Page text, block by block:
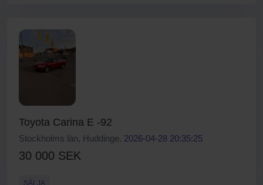
Toyota Carina E -92
Stockholms län, Huddinge. 2026-04-28 20:35:25
30 000 SEK
SÄLJA